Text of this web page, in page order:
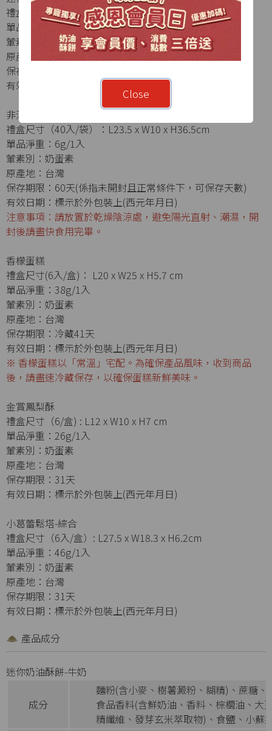
禮盒尺寸（5入）：L11.8 × W20.8 × H8.2 cm
單品淨重：36g/1入
葷素別：奶素
原產地：台灣
保存期限：40天
有效日期：標示於外包裝上(西元年月日)
非油炸沙其瑪-蔓越莓
禮盒尺寸（40入/袋）：L23.5 x W10 x H36.5cm
單品淨重：6g/1入
葷素別：奶蛋素
原產地：台灣
保存期限：60天(係指未開封且正常條件下，可保存天數)
有效日期：標示於外包裝上(西元年月日)
注意事項：請放置於乾燥陰涼處，避免陽光直射、潮濕，開
封後請盡快食用完畢。
香檬蛋糕
禮盒尺寸(6入/盒)： L20 x W25 x H5.7 cm
單品淨重：38g/1入
葷素別：奶蛋素
原產地：台灣
保存期限：冷藏41天
有效日期：標示於外包裝上(西元年月日)
※ 香檬蛋糕以「常溫」宅配。為確保產品風味，收到商品
後，請盡速冷藏保存，以確保蛋糕新鮮美味。
金賞鳳梨酥
禮盒尺寸（6/盒) : L12 x W10 x H7 cm
單品淨重：26g/1入
葷素別：奶蛋素
原產地：台灣
保存期限：31天
有效日期：標示於外包裝上(西元年月日)
小葛蕾鬆塔-綜合
禮盒尺寸（6入/盒）: L27.5 x W18.3 x H6.2cm
單品淨重：46g/1入
葷素別：奶蛋素
原產地：台灣
保存期限：31天
有效日期：標示於外包裝上(西元年月日)
產品成分
迷你奶油酥餅-牛奶
成分
麵粉(含小麥、樹薯澱粉、糊精)、蔗糖
食品香料(含鮮奶油、香料、棕櫚油、大
精纖維、發芽玄米萃取物)、食鹽、小蘇
Close